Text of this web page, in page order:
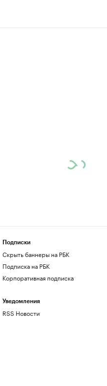
Подписки
Скрыть баннеры на РБК
Подписка на РБК
Корпоративная подписка
Уведомления
RSS Новости